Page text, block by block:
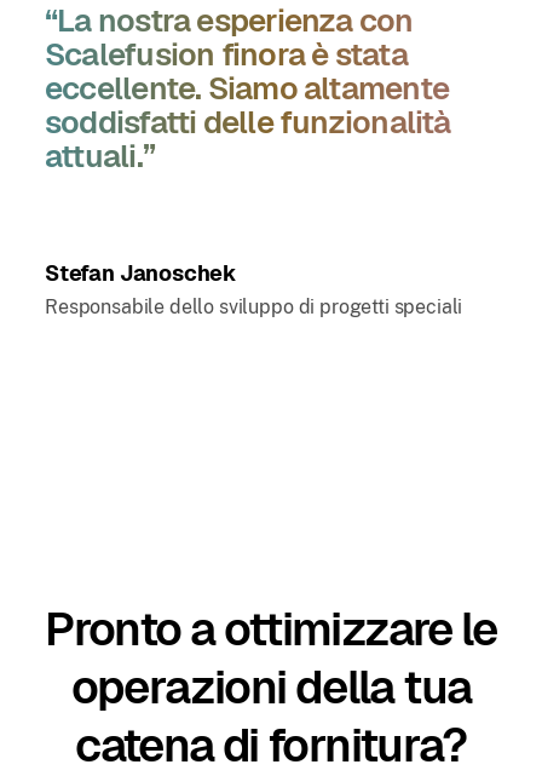
“La nostra esperienza con
Scalefusion finora è stata
eccellente. Siamo altamente
soddisfatti delle funzionalità
attuali.”
Stefan Janoschek
Responsabile dello sviluppo di progetti speciali
Pronto a ottimizzare le
operazioni della tua
catena di fornitura?